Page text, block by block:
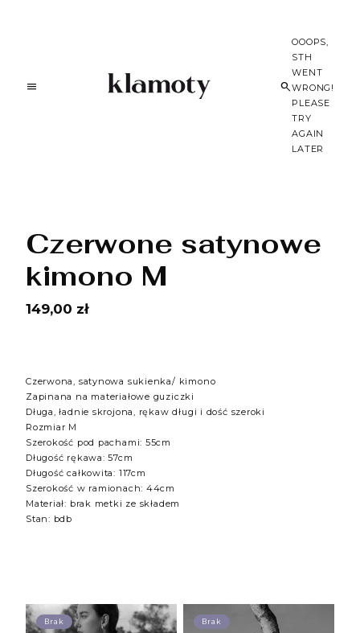
OOOPS,
STH
WENT
WRONG!
PLEASE
TRY
AGAIN
LATER
Czerwone satynowe
kimono M
149,00 zł
Czerwona, satynowa sukienka/ kimono
Zapinana na materiałowe guziczki
Długa, ładnie skrojona, rękaw długi i dość szeroki
Rozmiar M
Szerokość pod pachami: 55cm
Długość rękawa: 57cm
Długość całkowita: 117cm
Szerokość w ramionach: 44cm
Materiał: brak metki ze składem
Stan: bdb
Brak Brak